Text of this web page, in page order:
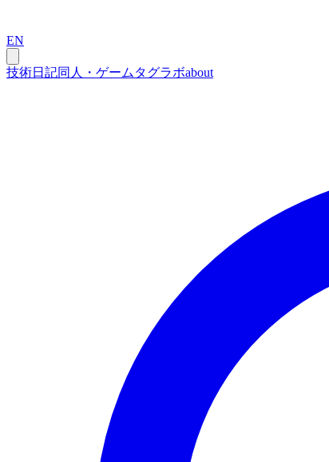
EN
技術日記同人・ゲーム タグラボabout